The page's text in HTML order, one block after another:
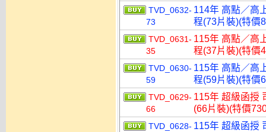
TVD_0632-
73
114年 高點／高
程(73片裝)(特價
TVD_0631-
35
115年 高點／高
程(37片裝)(特價
TVD_0630-
59
115年 高點／高
程(59片裝)(特價
TVD_0629-
66
115年 超級函授
(66片裝)(特價
TVD_0628- 115年 超級函授